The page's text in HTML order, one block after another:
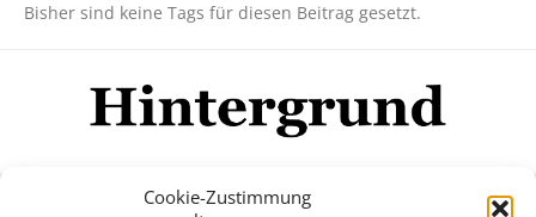
Cookie-Zustimmung
Bisher sind keine Tags für diesen Beitrag gesetzt.